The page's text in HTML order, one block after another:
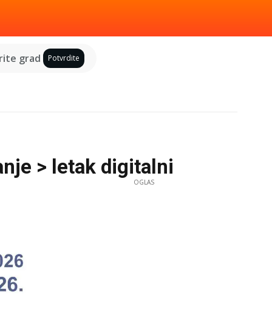
grad Potvrdite
> letak digitalni
OGLAS